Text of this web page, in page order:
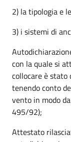
2) la tipologia e
3) i sistemi di
con la quale si
collocare è stato
tenendo conto
vento in modo
495/92);
Attestato